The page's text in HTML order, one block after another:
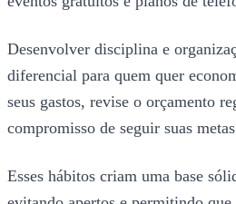
Desenvolver disciplina e
diferencial para quem quer
seus gastos, revise o orçamento
compromisso de seguir suas
Esses hábitos criam uma base